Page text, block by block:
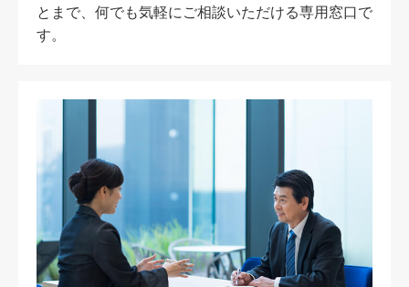
とまで、何でも気軽にご相談いただける専用窓口で
す。